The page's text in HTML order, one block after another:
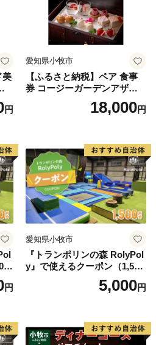
シス、都市部では珍しい渡り鳥
を観察できる「昆虫館」と「チ
美
円
愛知県小牧市
【ふるさと納税】ペア 食事
券 コージーガーデンアザレ
ア アフタヌーン宝石箱 ホテ
ル特製 デザート 6種類 サン
ティー チケット 券 2名様分
お祝 誕生日 記念日 名鉄小牧
ホテル 愛知県 小牧市 送料無
料
18,000円
円
愛知県小牧市
『トランポリンの森 RolyPol
y』で使えるクーポン（1,500
5,000円